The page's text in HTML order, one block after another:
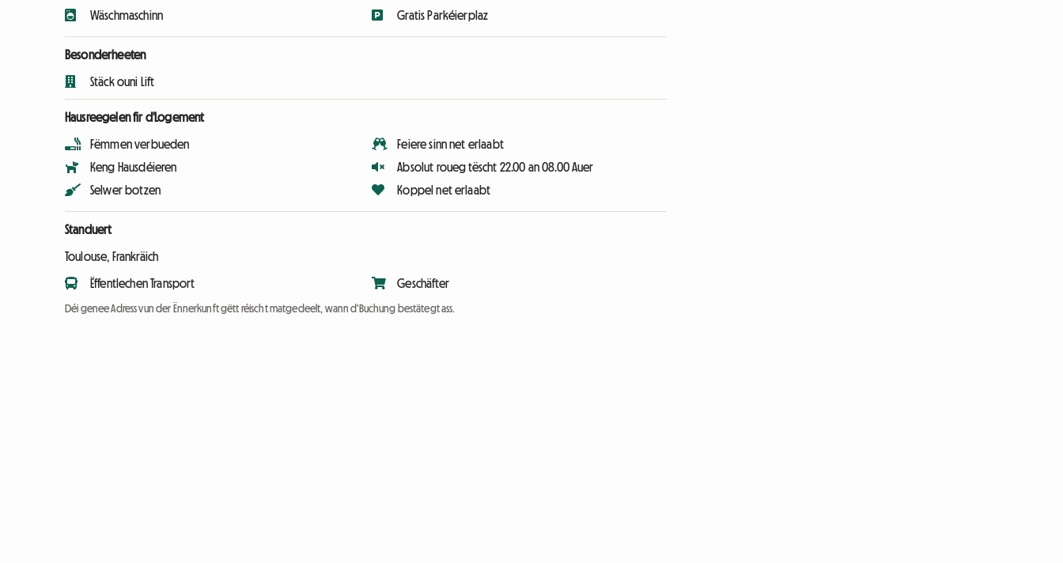
Wäschmaschinn
Gratis Parkéierplaz
Besonderheeten
Stäck ouni Lift
Hausreegelen fir d'Logement
Fëmmen verbueden
Keng Hausdéieren
Selwer botzen
Feiere sinn net erlaabt
Absolut roueg tëscht 22.00 an 08.00 Auer
Koppel net erlaabt
Standuert
Toulouse, Frankräich
Ëffentlechen Transport Geschäfter
Déi genee Adress vun der Ënnerkunft gëtt réischt matgedeelt, wann d'Buchung bestätegt ass.